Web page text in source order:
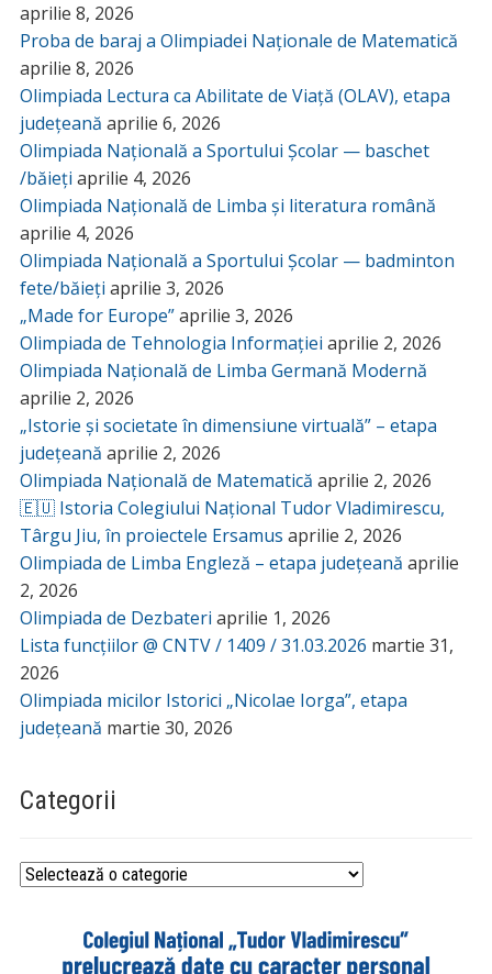
aprilie 8, 2026
Proba de baraj a Olimpiadei Naționale de Matematică
aprilie 8, 2026
Olimpiada Lectura ca Abilitate de Viață (OLAV), etapa
județeană aprilie 6, 2026
Olimpiada Națională a Sportului Școlar — baschet
/băieți aprilie 4, 2026
Olimpiada Națională de Limba și literatura română
aprilie 4, 2026
Olimpiada Națională a Sportului Școlar — badminton
fete/băieți aprilie 3, 2026
„Made for Europe”aprilie 3, 2026
Olimpiada de Tehnologia Informației aprilie 2, 2026
Olimpiada Națională de Limba Germană Modernă
aprilie 2, 2026
„Istorie și societate în dimensiune virtuală” – etapa
județeană aprilie 2, 2026
Olimpiada Națională de Matematică aprilie 2, 2026
🇪🇺 Istoria Colegiului Național Tudor Vladimirescu,
Târgu Jiu, în proiectele Ersamus aprilie 2, 2026
Olimpiada de Limba Engleză – etapa județeană aprilie
2, 2026
Olimpiada de Dezbateri aprilie 1, 2026
Lista funcțiilor @ CNTV / 1409 / 31.03.2026 martie 31,
2026
Olimpiada micilor Istorici „Nicolae Iorga”, etapa
județeană martie 30, 2026
Categorii
Categorii